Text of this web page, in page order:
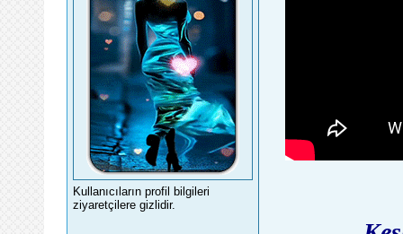
Kullanıcıların profil bilgileri
ziyaretçilere gizlidir.